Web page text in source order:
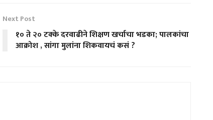
Next Post
१० ते २० टक्के दरवाढीने शिक्षण खर्चाचा भडका; पालकांचा
आक्रोश , सांगा मुलांना शिकवायचं कसं ?